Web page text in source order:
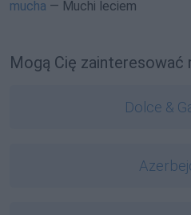
mucha — Muchi leciem
Mogą Cię zainteresować
Dolce &